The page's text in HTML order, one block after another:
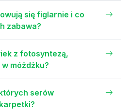
się figlarnie i co
zabawa?
z fotosyntezą,
móżdżku?
serów